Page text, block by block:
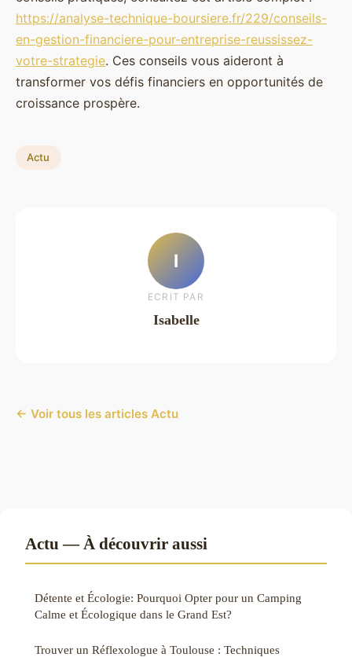
https://analyse-technique-boursiere.fr/229/conseils-
en-gestion-financiere-pour-entreprise-reussissez-
votre-strategie. Ces conseils vous aideront à
transformer vos défis financiers en opportunités de
croissance prospère.
Actu
I
ECRIT PAR
Isabelle
← Voir tous les articles Actu
Actu — À découvrir aussi
Détente et Écologie: Pourquoi Opter pour un Camping
Calme et Écologique dans le Grand Est?
Trouver un Réflexologue à Toulouse : Techniques